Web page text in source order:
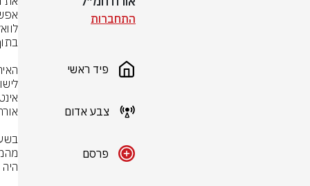
התחברות
פיד ראשי
צבע אדום
פרסם